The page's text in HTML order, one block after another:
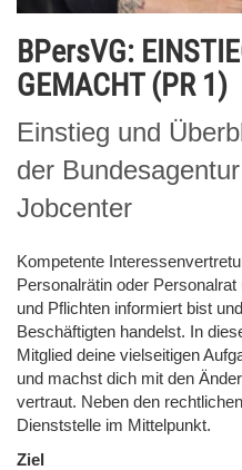
BPersVG:
GEMACHT (PR 1)
Einstieg und
der
Jobcenter
Kompetente
Personalrätin oder
und Pflichten informiert bist
Beschäftigten handelst. In
Mitglied deine vielseitigen
und machst dich mit den
vertraut. Neben den
Dienststelle im Mittelpunkt.
Ziel